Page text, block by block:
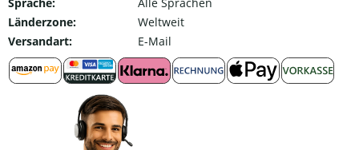
Länderzone:
Weltweit
Versandart:
E-Mail